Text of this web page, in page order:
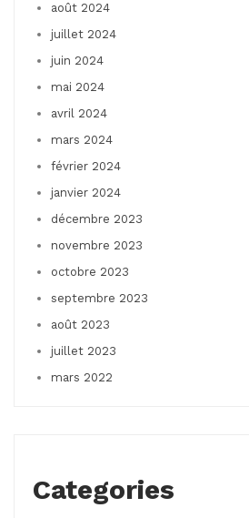
août 2024
juillet 2024
juin 2024
mai 2024
avril 2024
mars 2024
février 2024
janvier 2024
décembre 2023
novembre 2023
octobre 2023
septembre 2023
août 2023
juillet 2023
mars 2022
Categories